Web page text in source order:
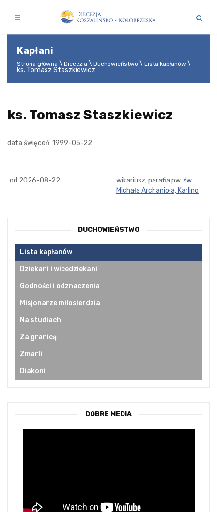
Kapłani
Strona główna Diecezja Duchowieństwo Lista kapłanów
ks. Tomasz Staszkiewicz
ks. Tomasz Staszkiewicz
data święceń: 1999-05-22
od 2026-08-22 wikariusz, parafia pw. św.
Michała Archanioła, Karlino
DUCHOWIEŃSTWO
Lista kapłanów
Dziekani i wicedziekani
Godności i odznaczenia
Misjonarze miłosierdzia
Na studiach
Za granicą
Zmarli
Diakoni
DOBRE MEDIA